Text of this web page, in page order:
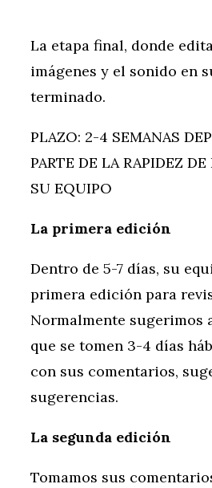
La etapa final, donde
imágenes y el sonido en
terminado.
PLAZO: 2-4 SEMANAS
PARTE DE LA RAPIDEZ DE
SU EQUIPO
La primera edición
Dentro de 5-7 días, su
primera edición para
Normalmente sugerimos
que se tomen 3-4 días
con sus comentarios,
sugerencias.
La segunda edición
Tomamos sus